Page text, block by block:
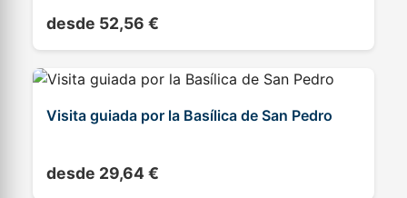
desde 52,56 €
Visita guiada por la Basílica de San Pedro
desde 29,64 €